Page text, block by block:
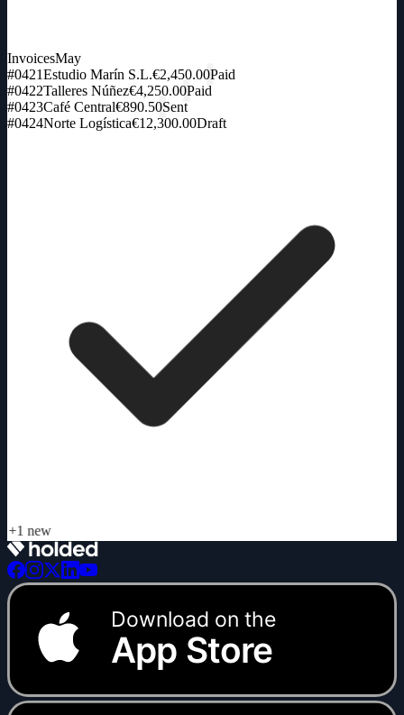
InvoicesMay
#0421Estudio Marín S.L.€2,450.00Paid
#0422Talleres Núñez€4,250.00Paid
#0423Café Central€890.50Sent
#0424Norte Logística€12,300.00Draft
Download on the
App Store